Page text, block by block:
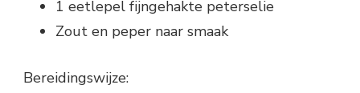
1 eetlepel fijngehakte peterselie
Zout en peper naar smaak
Bereidingswijze: